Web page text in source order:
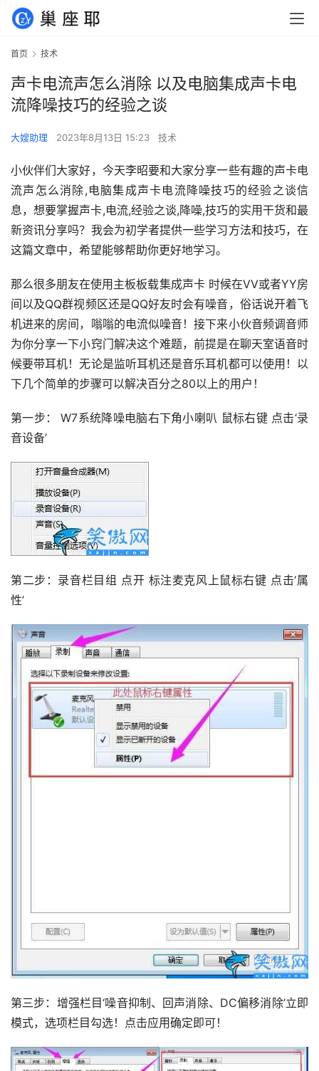
首页 技术
声卡电流声怎么消除 以及电脑集成声卡电
流降噪技巧的经验之谈
大嫂助理 2023年8月13日 15:23 技术
小伙伴们大家好，今天李昭要和大家分享一些有趣的声卡电
流声怎么消除,电脑集成声卡电流降噪技巧的经验之谈信
息，想要掌握声卡,电流,经验之谈,降噪,技巧的实用干货和最
新资讯分享吗？我会为初学者提供一些学习方法和技巧，在
这篇文章中，希望能够帮助你更好地学习。
那么很多朋友在使用主板板载集成声卡 时候在VV或者YY房
间以及QQ群视频区还是QQ好友时会有噪音，俗话说开着飞
机进来的房间，嗡嗡的电流似噪音！接下来小伙音频调音师
为你分享一下小窍门解决这个难题，前提是在聊天室语音时
候要带耳机！无论是监听耳机还是音乐耳机都可以使用！以
下几个简单的步骤可以解决百分之80以上的用户！
第一步： W7系统降噪电脑右下角小喇叭 鼠标右键 点击‘录
音设备’
第二步：录音栏目组 点开 标注麦克风上鼠标右键 点击‘属
性’
第三步：增强栏目‘噪音抑制、回声消除、DC偏移消除’立即
模式，选项栏目勾选！点击应用确定即可！